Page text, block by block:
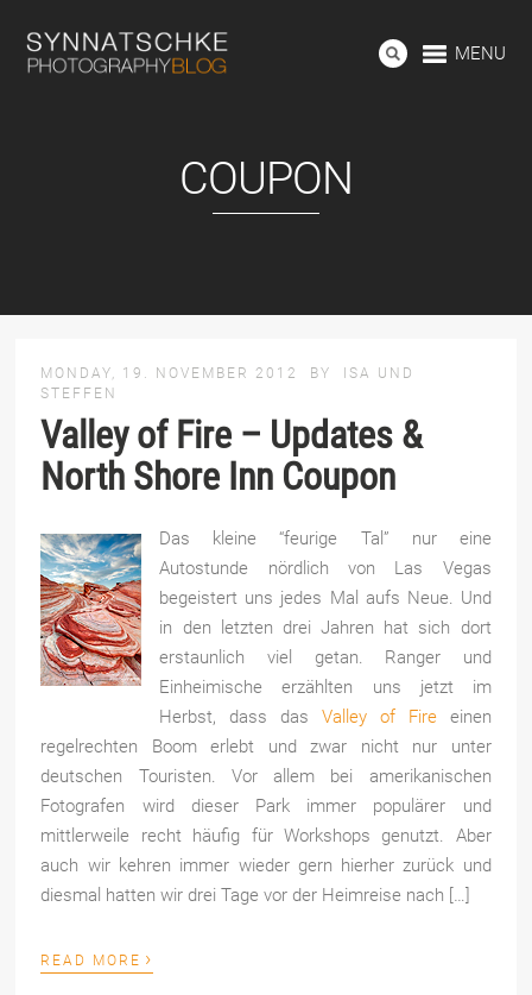
MENU
COUPON
MONDAY, 19. NOVEMBER 2012 BY
ISA UND
STEFFEN
Valley of Fire – Updates &
North Shore Inn Coupon
Das kleine “feurige Tal” nur eine
Autostunde nördlich von Las Vegas
begeistert uns jedes Mal aufs Neue. Und
in den letzten drei Jahren hat sich dort
erstaunlich viel getan. Ranger und
Einheimische erzählten uns jetzt im
Herbst, dass das Valley of Fireeinen
regelrechten Boom erlebt und zwar nicht nur unter
deutschen Touristen. Vor allem bei amerikanischen
Fotografen wird dieser Park immer populärer und
mittlerweile recht häufig für Workshops genutzt. Aber
auch wir kehren immer wieder gern hierher zurück und
diesmal hatten wir drei Tage vor der Heimreise nach […]
READ MORE ›